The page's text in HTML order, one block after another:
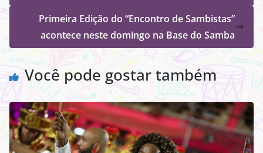
Primeira Edição do “Encontro de Sambistas”
acontece neste domingo na Base do Samba
Você pode gostar também